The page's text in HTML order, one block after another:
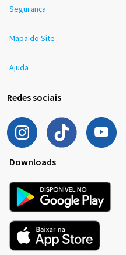
Segurança
Mapa do Site
Ajuda
Redes sociais
Downloads